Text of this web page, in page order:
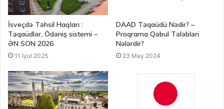
İsveçdə Təhsil Haqları :
Təqaüdlər, Ödəniş sistemi –
ƏN SON 2026
11 İyul 2025
DAAD Təqaüdü Nədir? –
Proqrama Qəbul Tələbləri
Nələrdir?
23 May 2024